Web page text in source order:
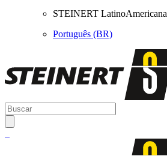
STEINERT LatinoAmericana
Português (BR)